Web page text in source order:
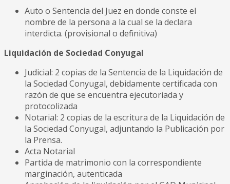
Auto o Sentencia del Juez en donde conste el
nombre de la persona a la cual se la declara
interdicta. (provisional o definitiva)
Liquidación de Sociedad Conyugal
Judicial: 2 copias de la Sentencia de la Liquidación de
la Sociedad Conyugal, debidamente certificada con
razón de que se encuentra ejecutoriada y
protocolizada
Notarial: 2 copias de la escritura de la Liquidación de
la Sociedad Conyugal, adjuntando la Publicación por
la Prensa.
Acta Notarial
Partida de matrimonio con la correspondiente
marginación, autenticada